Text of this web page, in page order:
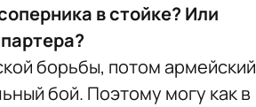
в стойке? Или
борьбы, потом армейский
бой. Поэтому могу как в